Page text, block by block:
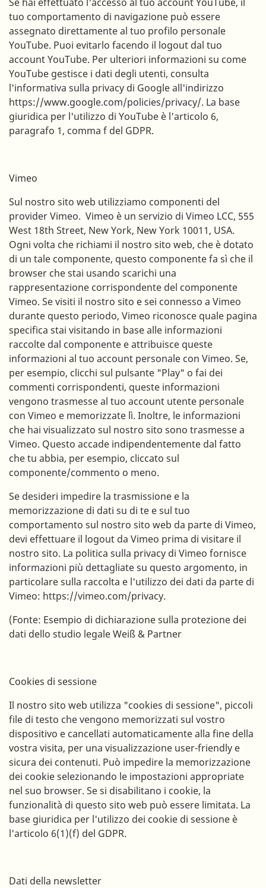
tuo comportamento di navigazione può essere
assegnato direttamente al tuo profilo personale
YouTube. Puoi evitarlo facendo il logout dal tuo
account YouTube. Per ulteriori informazioni su come
YouTube gestisce i dati degli utenti, consulta
l'informativa sulla privacy di Google all'indirizzo
https://www.google.com/policies/privacy/. La base
giuridica per l'utilizzo di YouTube è l'articolo 6,
paragrafo 1, comma f del GDPR.
Vimeo
Sul nostro sito web utilizziamo componenti del
provider Vimeo. Vimeo è un servizio di Vimeo LCC, 555
West 18th Street, New York, New York 10011, USA.
Ogni volta che richiami il nostro sito web, che è dotato
di un tale componente, questo componente fa sì che il
browser che stai usando scarichi una
rappresentazione corrispondente del componente
Vimeo. Se visiti il nostro sito e sei connesso a Vimeo
durante questo periodo, Vimeo riconosce quale pagina
specifica stai visitando in base alle informazioni
raccolte dal componente e attribuisce queste
informazioni al tuo account personale con Vimeo. Se,
per esempio, clicchi sul pulsante "Play" o fai dei
commenti corrispondenti, queste informazioni
vengono trasmesse al tuo account utente personale
con Vimeo e memorizzate lì. Inoltre, le informazioni
che hai visualizzato sul nostro sito sono trasmesse a
Vimeo. Questo accade indipendentemente dal fatto
che tu abbia, per esempio, cliccato sul
componente/commento o meno.
Se desideri impedire la trasmissione e la
memorizzazione di dati su di te e sul tuo
comportamento sul nostro sito web da parte di Vimeo,
devi effettuare il logout da Vimeo prima di visitare il
nostro sito. La politica sulla privacy di Vimeo fornisce
informazioni più dettagliate su questo argomento, in
particolare sulla raccolta e l'utilizzo dei dati da parte di
Vimeo: https://vimeo.com/privacy.
(Fonte: Esempio di dichiarazione sulla protezione dei
dati dello studio legale Weiß & Partner
Cookies di sessione
Il nostro sito web utilizza "cookies di sessione", piccoli
file di testo che vengono memorizzati sul vostro
dispositivo e cancellati automaticamente alla fine della
vostra visita, per una visualizzazione user-friendly e
sicura dei contenuti. Può impedire la memorizzazione
dei cookie selezionando le impostazioni appropriate
nel suo browser. Se si disabilitano i cookie, la
funzionalità di questo sito web può essere limitata. La
base giuridica per l'utilizzo dei cookie di sessione è
l'articolo 6(1)(f) del GDPR.
Dati della newsletter